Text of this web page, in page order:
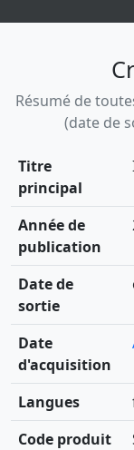
Résumé de
(date de
Titre
principal
Année de
publication
Date de
sortie
Date
d'acquisition
Langues
Code produit